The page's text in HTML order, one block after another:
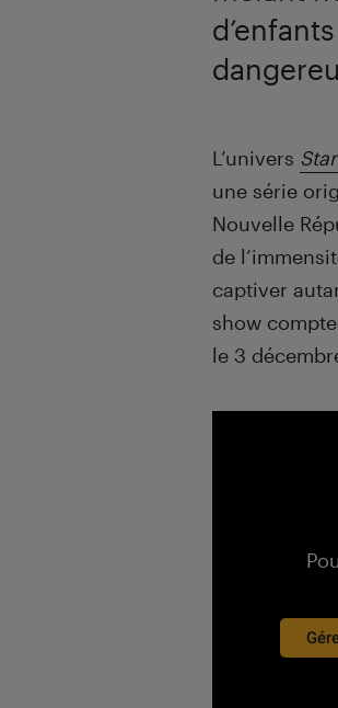
L’univers
une série
Nouvelle
de
captiver
show
le 3